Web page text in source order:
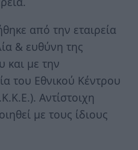
από την εταιρεία
& ευθύνη της
και με την
του Εθνικού Κέντρου
Αντίστοιχη
με τους ίδιους